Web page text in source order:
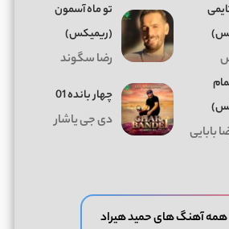
تو ماه آسمون
(ریمیکس)
رضا سگوند
بابایی
چهار بانده 01
دی جی یاشار
همه آهنگ های حمید هیراد